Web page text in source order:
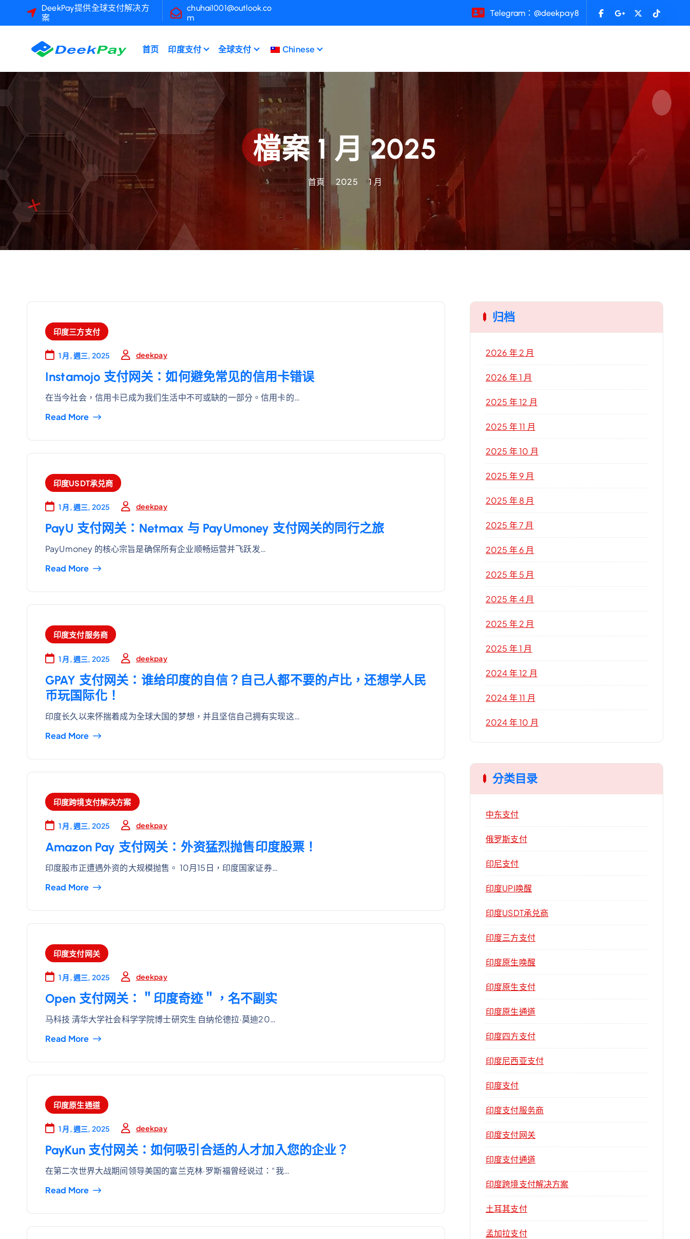
DeekPay提供全球支付解决方
案
chuhai1001@outlook.co
m
Telegram：@deekpay8
首页 印度支付 全球支付 Chinese
檔案 1 月 2025
首頁 2025 1 月
印度三方支付
1 月, 週三, 2025 deekpay
Instamojo 支付网关：如何避免常见的信用卡错误
在当今社会，信用卡已成为我们生活中不可或缺的一部分。信用卡的…
Read More
印度USDT承兑商
1 月, 週三, 2025 deekpay
PayU 支付网关：Netmax 与 PayUmoney 支付网关的同行之旅
PayUmoney 的核心宗旨是确保所有企业顺畅运营并飞跃发…
Read More
印度支付服务商
1 月, 週三, 2025 deekpay
GPAY 支付网关：谁给印度的自信？自己人都不要的卢比，还想学人民
币玩国际化！
印度长久以来怀揣着成为全球大国的梦想，并且坚信自己拥有实现这…
Read More
印度跨境支付解决方案
1 月, 週三, 2025 deekpay
Amazon Pay 支付网关：外资猛烈抛售印度股票！
印度股市正遭遇外资的大规模抛售。 10月15日，印度国家证券…
Read More
印度支付网关
1 月, 週三, 2025 deekpay
Open 支付网关：＂印度奇迹＂，名不副实
马科技 清华大学社会科学学院博士研究生 自纳伦德拉·莫迪20…
Read More
印度原生通道
1 月, 週三, 2025 deekpay
PayKun 支付网关：如何吸引合适的人才加入您的企业？
在第二次世界大战期间领导美国的富兰克林·罗斯福曾经说过：“我…
Read More
归档
2026 年 2 月
2026 年 1 月
2025 年 12 月
2025 年 11 月
2025 年 10 月
2025 年 9 月
2025 年 8 月
2025 年 7 月
2025 年 6 月
2025 年 5 月
2025 年 4 月
2025 年 2 月
2025 年 1 月
2024 年 12 月
2024 年 11 月
2024 年 10 月
分类目录
中东支付
俄罗斯支付
印尼支付
印度UPI唤醒
印度USDT承兑商
印度三方支付
印度原生唤醒
印度原生支付
印度原生通道
印度四方支付
印度尼西亚支付
印度支付
印度支付服务商
印度支付网关
印度支付通道
印度跨境支付解决方案
土耳其支付
孟加拉支付